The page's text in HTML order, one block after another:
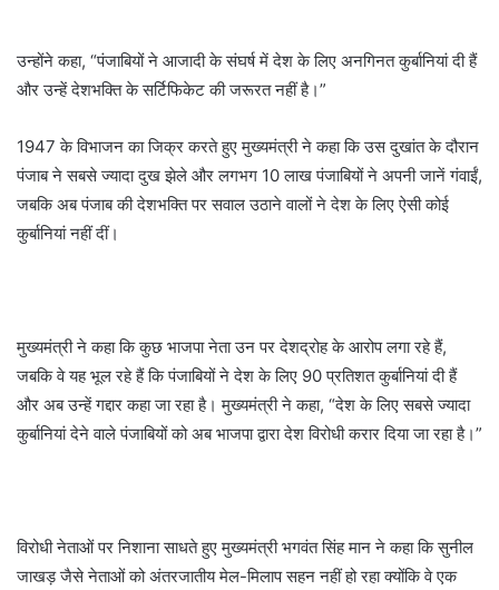
उन्होंने कहा, “पंजाबियों ने आजादी के संघर्ष में देश के लिए अनगिनत कुर्बानियां दी हैं
और उन्हें देशभक्ति के सर्टिफिकेट की जरूरत नहीं है।”
1947 के विभाजन का जिक्र करते हुए मुख्यमंत्री ने कहा कि उस दुखांत के दौरान
पंजाब ने सबसे ज्यादा दुख झेले और लगभग 10 लाख पंजाबियों ने अपनी जानें गंवाईं,
जबकि अब पंजाब की देशभक्ति पर सवाल उठाने वालों ने देश के लिए ऐसी कोई
कुर्बानियां नहीं दीं।
मुख्यमंत्री ने कहा कि कुछ भाजपा नेता उन पर देशद्रोह के आरोप लगा रहे हैं,
जबकि वे यह भूल रहे हैं कि पंजाबियों ने देश के लिए 90 प्रतिशत कुर्बानियां दी हैं
और अब उन्हें गद्दार कहा जा रहा है। मुख्यमंत्री ने कहा, “देश के लिए सबसे ज्यादा
कुर्बानियां देने वाले पंजाबियों को अब भाजपा द्वारा देश विरोधी करार दिया जा रहा है।”
विरोधी नेताओं पर निशाना साधते हुए मुख्यमंत्री भगवंत सिंह मान ने कहा कि सुनील
जाखड़ जैसे नेताओं को अंतरजातीय मेल-मिलाप सहन नहीं हो रहा क्योंकि वे एक